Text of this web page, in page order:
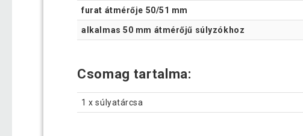
furat átmérője 50/51 mm
alkalmas 50 mm átmérőjű súlyzókhoz
Csomag tartalma:
1 x súlyatárcsa